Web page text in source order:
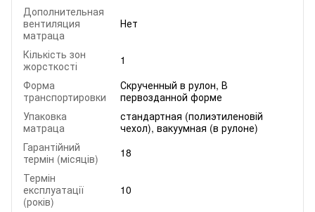
Дополнительная
вентиляция
матраца
Нет
Кількість зон
жорсткості
1
Форма
транспортировки
Скрученный в рулон, В
первозданной форме
Упаковка
матраца
стандартная (полиэтиленовій
чехол), вакуумная (в рулоне)
Гарантійний
термін (місяців)
18
Термін
експлуатації
(років)
10